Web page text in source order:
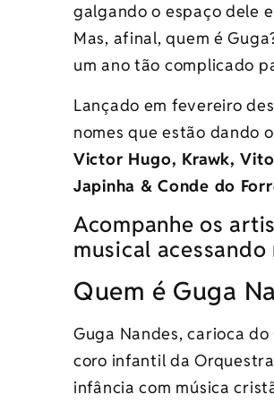
galgando o espaço dele
Mas, afinal, quem é
um ano tão complicado
Lançado em fevereiro
nomes que estão dando
Victor Hugo, Krawk,
Japinha & Conde do
Acompanhe os
musical
Quem é Guga
Guga Nandes, carioca
coro infantil da
infância com música